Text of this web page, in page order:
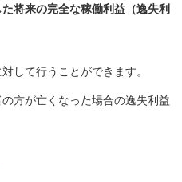
将来の完全な稼働利益（逸失利
して行うことができます。
方が亡くなった場合の逸失利益